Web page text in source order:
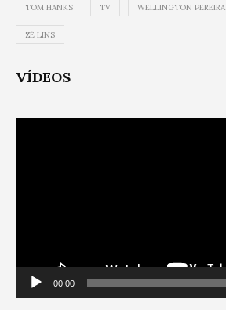
TOM HANKS TV WELLINGTON PEREIRA
ZÉ LINS
VÍDEOS
00:00